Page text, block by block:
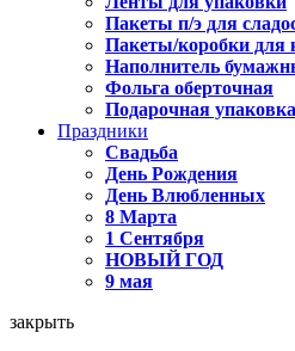
Пакеты п/э для
Пакеты/коробки для
Наполнитель
Фольга оберточная
Подарочная
Праздники
Свадьба
День Рождения
День Влюбленных
8 Марта
1 Сентября
НОВЫЙ ГОД
9 мая
закрыть